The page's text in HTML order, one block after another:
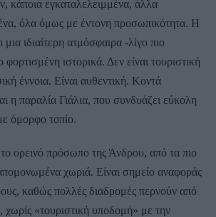
κάποια εγκαταλελειμμένα, άλλα
όλα όμως με έντονη προσωπικότητα. Η
μια ιδιαίτερη ατμόσφαιρα -λίγο πιο
φορτισμένη ιστορικά. Δεν είναι τουριστική
έννοια. Είναι αυθεντική. Κοντά
η παραλία Γιάλια, που συνδυάζει εύκολη
όμορφο τοπίο.
ορεινό πρόσωπο της Άνδρου, από τα πιο
χωριά. Είναι σημείο αναφοράς
καθώς πολλές διαδρομές περνούν από
χωρίς «τουριστική υποδομή» με την